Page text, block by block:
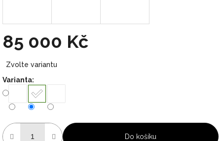
85 000 Kč
cena:
Zvolte variantu
Varianta:
Do košíku